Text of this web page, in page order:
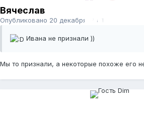
Вячеслав
Опубликовано 20 декабря, 2011
Ивана не признали ))
Мы то признали, а некоторые похоже его